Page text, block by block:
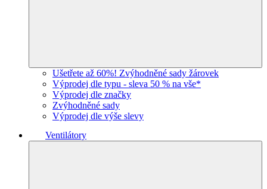
Ušetřete až 60%! Zvýhodněné sady žárovek
Výprodej dle typu - sleva 50 % na vše*
Výprodej dle značky
Zvýhodněné sady
Výprodej dle výše slevy
Ventilátory